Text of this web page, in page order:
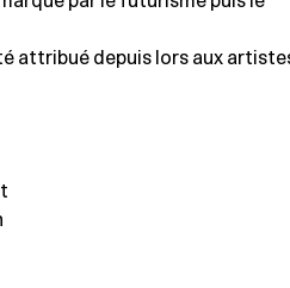
attribué depuis lors aux